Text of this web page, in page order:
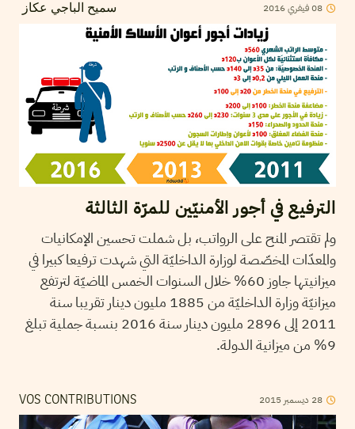
سميح الباجي عكاز 08فيفري2016
الترفيع في أجور الأمنيّين للمرّة الثالثة
ولم تقتصر المنح على الرواتب، بل شملت تحسين الإمكانيات
والمعدّات المخصّصة لوزارة الداخليّة التي شهدت ترفيعا كبيرا في
ميزانيتها جاوز 60% خلال السنوات الخمس الماضيّة لترتفع
ميزانيّة وزارة الداخليّة من 1885 مليون دينار تقريبا سنة
2011 إلى 2896 مليون دينار سنة 2016 بنسبة جملية تبلغ
9% من ميزانية الدولة.
VOS CONTRIBUTIONS 28 ديسمبر 2015